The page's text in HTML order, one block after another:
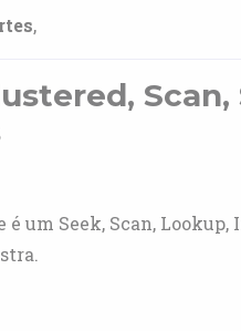
,
Scan,
um Seek, Scan,